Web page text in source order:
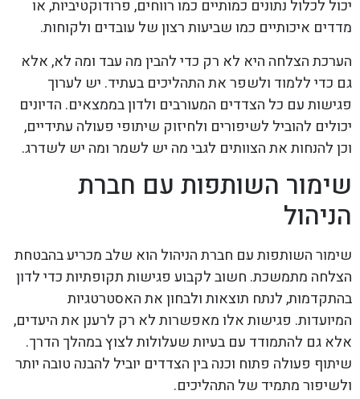
יכול לכלול נתונים כמותיים כמו רווחים, פרודוקטיביות, או
מדדים איכותיים כמו שביעות רצון של עובדים ולקוחות.
הערכת הצלחה היא לא רק כדי להבין מה עבד ומה לא, אלא
גם כדי ללמוד ולשפר את התהליכים בעתיד. יש לערוך
פגישות עם כל הצדדים המעורבים ולדון בממצאים. הדיונים
יכולים להוביל לשיפורים ולחיזוק שיתופי פעולה עתידיים,
וכן להנחות את הצוותים לגבי מה יש לשמר ומה יש לשדרג.
שימור השותפות עם חברת
הניהול
שימור השותפות עם חברת הניהול הוא שלב מכריע בהבטחת
הצלחה מתמשכת. חשוב לקבוע פגישות תקופתיות כדי לדון
בהתקדמות, לנתח תוצאות ולבחון את האסטרטגיות
המיועדות. פגישות אלו מאפשרות לא רק לרענן את היעדים,
אלא גם להתמודד עם בעיות שעלולות לצוץ במהלך הדרך.
שיתוף פעולה פתוח וכנה בין הצדדים יוביל להבנה טובה יותר
ולשיפור מתמיד של התהליכים.